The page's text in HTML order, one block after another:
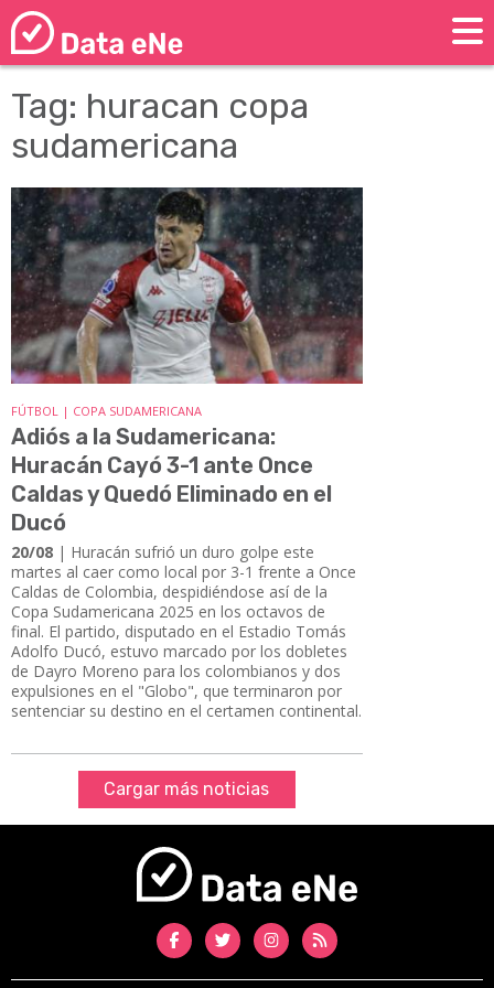
Tag: huracan copa
sudamericana
FÚTBOL | COPA SUDAMERICANA
Adiós a la Sudamericana:
Huracán Cayó 3-1 ante Once
Caldas y Quedó Eliminado en el
Ducó
20/08 | Huracán sufrió un duro golpe este
martes al caer como local por 3-1 frente a Once
Caldas de Colombia, despidiéndose así de la
Copa Sudamericana 2025 en los octavos de
final. El partido, disputado en el Estadio Tomás
Adolfo Ducó, estuvo marcado por los dobletes
de Dayro Moreno para los colombianos y dos
expulsiones en el "Globo", que terminaron por
sentenciar su destino en el certamen continental.
Cargar más noticias